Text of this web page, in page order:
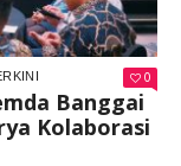
0
Banggai
Kolaborasi